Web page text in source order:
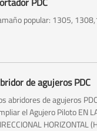
popular: 1305,
de agujeros PDC
abridores de agujeros
el Agujero Piloto EN
HORIZONTAL